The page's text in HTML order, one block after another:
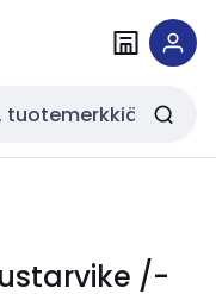
/-